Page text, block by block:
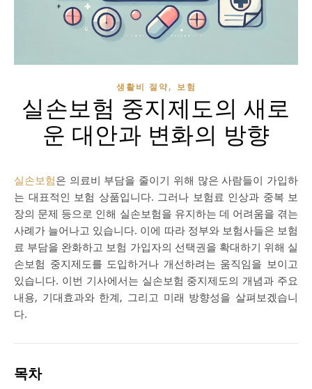
생활비 절약, 보험
실손보험 중지제도의 새로
운 대안과 변화의 방향
실손보험은 의료비 부담을 줄이기 위해 많은 사람들이 가입하
는 대표적인 보험 상품입니다. 그러나 보험료 인상과 중복 보
장의 문제 등으로 인해 실손보험을 유지하는 데 어려움을 겪는
사례가 늘어나고 있습니다. 이에 따라 정부와 보험사들은 보험
료 부담을 완화하고 보험 가입자의 선택권을 확대하기 위해 실
손보험 중지제도를 도입하거나 개선하려는 움직임을 보이고
있습니다. 이번 기사에서는 실손보험 중지제도의 개념과 주요
내용, 기대효과와 한계, 그리고 미래 방향성을 살펴보겠습니
다.
목차